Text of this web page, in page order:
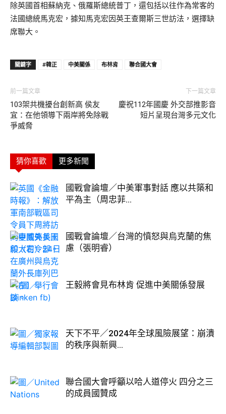
除英國首相蘇納克、俄羅斯總統普丁，還包括以往作為常客的
法國總統馬克宏，據知馬克宏因英王查爾斯三世訪法，選擇缺
席聯大。
關鍵字 #韓正 中美關係 布林肯 聯合國大會
前一篇文章
103架共機擾台創新高 侯友
宜：在他領導下兩岸將免除戰
爭威脅
下一篇文章
慶祝112年國慶 外交部推影音
短片呈現台灣多元文化
猜你喜歡 更多新聞
國戰會論壇／中美軍事對話 應以共築和
平為主（周忠菲...
國戰會論壇／台灣的憤怒與烏克蘭的焦
慮（張明睿）
王毅將會見布林肯 促進中美關係發展
天下不平／2024年全球風險展望：崩潰
的秩序與新興...
聯合國大會呼籲以哈人道停火 四分之三
的成員國贊成